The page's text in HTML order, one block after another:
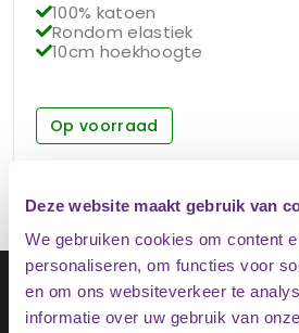
Deze website maakt gebruik van
We gebruiken cookies om content
personaliseren, om functies voor
en om ons websiteverkeer te
informatie over uw gebruik van
100% katoen
Rondom elastiek
10cm hoekhoogte
Op voorraad
Schrijf je in op onze